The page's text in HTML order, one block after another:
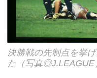
決勝戦の先制点を挙
た（写真◎J.LEAGUE